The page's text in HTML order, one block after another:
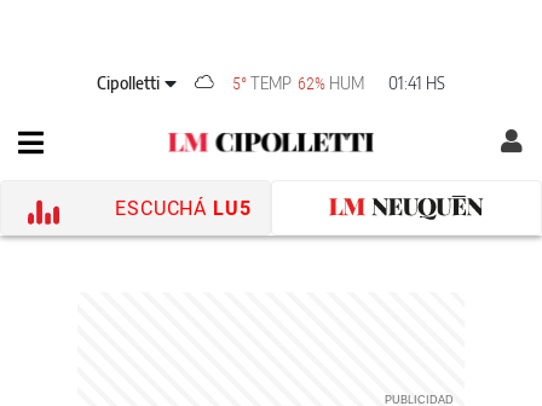
Cipolletti 5°TEMP 62% HUM 01:41 HS
ESCUCHÁ LU5